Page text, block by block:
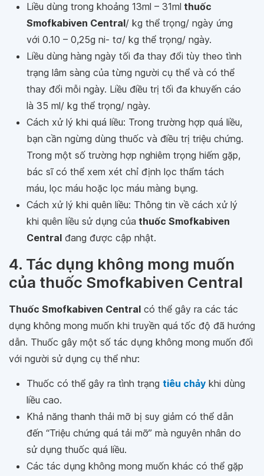
Liều dùng trong khoảng 13ml – 31ml thuốc
Smofkabiven Central/ kg thể trọng/ ngày ứng
với 0.10 – 0,25g ni- tơ/ kg thể trọng/ ngày.
Liều dùng hàng ngày tối đa thay đổi tùy theo tình
trạng lâm sàng của từng người cụ thể và có thể
thay đổi mỗi ngày. Liều điều trị tối đa khuyến cáo
là 35 ml/ kg thể trọng/ ngày.
Cách xử lý khi quá liều: Trong trường hợp quá liều,
bạn cần ngừng dùng thuốc và điều trị triệu chứng.
Trong một số trường hợp nghiêm trọng hiếm gặp,
bác sĩ có thể xem xét chỉ định lọc thẩm tách
máu, lọc máu hoặc lọc máu màng bụng.
Cách xử lý khi quên liều: Thông tin về cách xử lý
khi quên liều sử dụng của thuốc Smofkabiven
Central đang được cập nhật.
4. Tác dụng không mong muốn
của thuốc Smofkabiven Central
Thuốc Smofkabiven Central có thể gây ra các tác
dụng không mong muốn khi truyền quá tốc độ đã hướng
dẫn. Thuốc gây một số tác dụng không mong muốn đối
với người sử dụng cụ thể như:
Thuốc có thể gây ra tình trạng tiêu chảy khi dùng
liều cao.
Khả năng thanh thải mỡ bị suy giảm có thể dẫn
đến “Triệu chứng quá tải mỡ” mà nguyên nhân do
sử dụng thuốc quá liều.
Các tác dụng không mong muốn khác có thể gặp